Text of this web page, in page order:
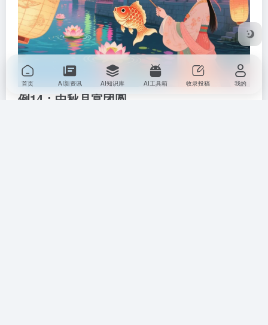
例14：中秋月宴团圆
首页 AI新资讯 AI知识库 AI工具箱 收录投稿 我的